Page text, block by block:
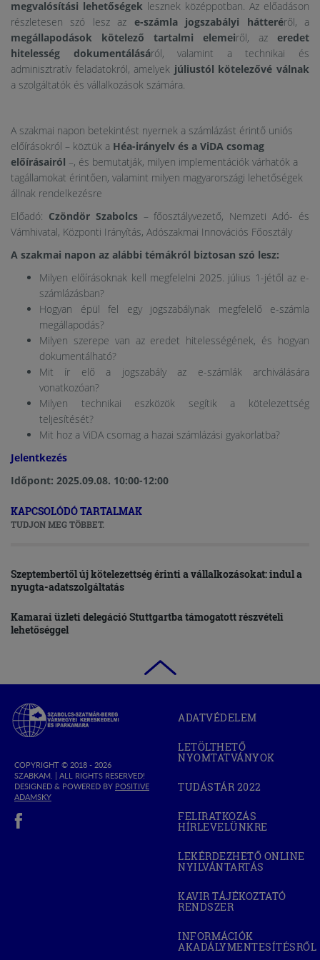
megvalósítási lehetőségek lesznek középpotban. Az előadáson
részletesen szó lesz az e-számla jogszabályi hátteréről, a
megállapodások kötelező tartalmi elemeiről, az eredet
hitelesség dokumentálásáról, valamint a technikai és
adminisztratív feladatokról, amelyek júliustól kötelezővé válnak
a szolgáltatók és vállalkozások számára.
A szakmai napon betekintést nyernek a számlázást érintő uniós
előírásokról – köztük a Héa-irányelv és a ViDA csomag
előírásairól –, és bemutatják, milyen implementációk várhatók a
tagállamokat érintően, valamint milyen magyarországi lehetőségek
állnak rendelkezésre
Előadó: Czöndör Szabolcs– főosztályvezető, Nemzeti Adó- és
Vámhivatal, Központi Irányítás, Adószakmai Innovációs Főosztály
A szakmai napon az alábbi témákról biztosan szó lesz:
Milyen előírásoknak kell megfelelni 2025. július 1-jétől az e-
számlázásban?
Hogyan épül fel egy jogszabálynak megfelelő e-számla
megállapodás?
Milyen szerepe van az eredet hitelességének, és hogyan
dokumentálható?
Mit ír elő a jogszabály az e-számlák archiválására
vonatkozóan?
Milyen technikai eszközök segítik a kötelezettség
teljesítését?
Mit hoz a ViDA csomag a hazai számlázási gyakorlatba?
Jelentkezés
Időpont: 2025.09.08. 10:00-12:00
KAPCSOLÓDÓ TARTALMAK
TUDJON MEG TÖBBET.
Szeptembertől új kötelezettség érinti a vállalkozásokat: indul a
nyugta-adatszolgáltatás
Kamarai üzleti delegáció Stuttgartba támogatott részvételi
lehetőséggel
Szabolcs-
Szatmár-
Bereg
Kereskedelmi
és
Iparkamara
COPYRIGHT © 2018 - 2026
SZABKAM. | ALL RIGHTS RESERVED!
DESIGNED & POWERED BY POSITIVE
ADAMSKY(OPEN
ADATVÉDELEM
LETÖLTHETŐ
NYOMTATVÁNYOK
TUDÁSTÁR 2022
WINDOW)
FELIRATKOZÁS
HÍRLEVELÜNKRE
LEKÉRDEZHETŐ ONLINE
NYILVÁNTARTÁS
NEW
WINDOW)
KAVIR TÁJÉKOZTATÓ
RENDSZER(OPEN
NEW
WINDOW)
INFORMÁCIÓK
AKADÁLYMENTESÍTÉSRŐL